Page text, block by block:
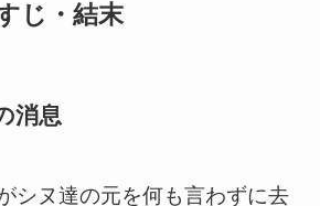
じ・結末
消息
シヌ達の元を何も言わずに去